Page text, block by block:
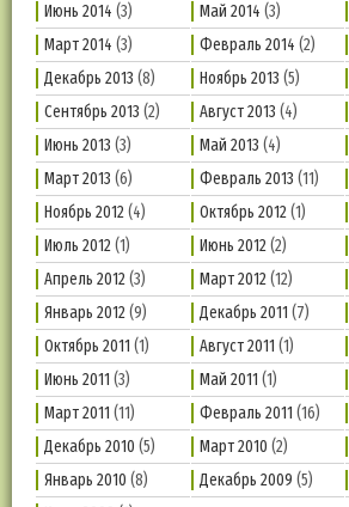
Июнь 2014 (3) Май 2014 (3)
Март 2014 (3) Февраль 2014 (2)
Декабрь 2013 (8) Ноябрь 2013 (5)
Сентябрь 2013 (2) Август 2013 (4)
Июнь 2013 (3) Май 2013 (4)
Март 2013 (6) Февраль 2013 (11)
Ноябрь 2012(4) Октябрь 2012(1)
Июль 2012(1) Июнь 2012(2)
Апрель 2012(3) Март 2012(12)
Январь 2012(9) Декабрь 2011 (7)
Октябрь 2011 (1) Август 2011 (1)
Июнь 2011 (3) Май 2011 (1)
Март 2011 (11) Февраль 2011 (16)
Декабрь 2010 (5) Март 2010 (2)
Январь 2010 (8) Декабрь 2009 (5)